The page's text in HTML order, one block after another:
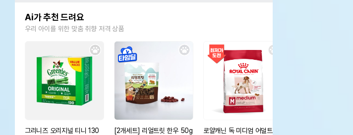
Ai가 추천 드려요
우리 아이를 위한 맞춤 취향 저격 상품
그리니즈 오리지널 티니 130
[2개세트] 리얼트릿 한우 50g
로얄캐닌 독 미디엄 어덜트 10